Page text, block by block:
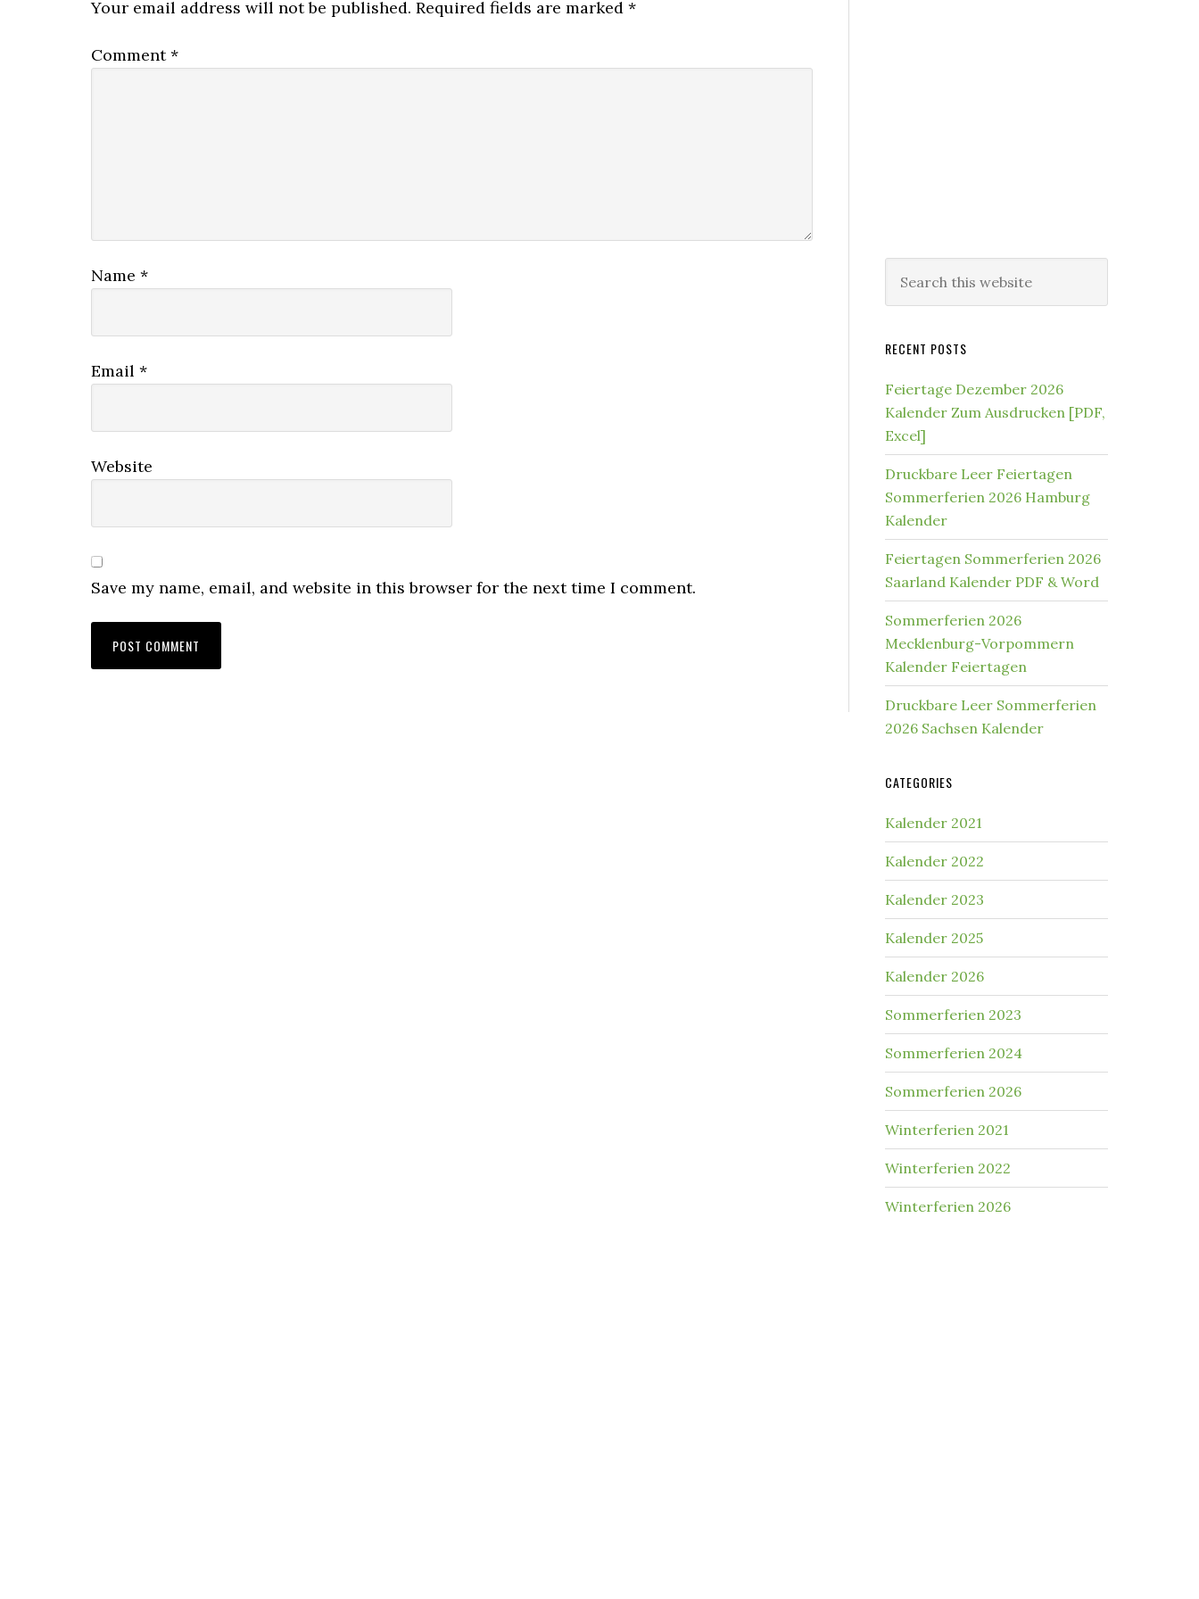
Your email address will not be published. Required fields are marked *
Comment*
Name *
Email *
Website
Save my name, email, and website in this browser for the next time I comment.
this
RECENT POSTS
Feiertage Dezember 2026
Kalender Zum Ausdrucken [PDF,
Excel]
Druckbare Leer Feiertagen
Sommerferien 2026 Hamburg
Kalender
Feiertagen Sommerferien 2026
Saarland Kalender PDF & Word
Sommerferien 2026
Mecklenburg-Vorpommern
Kalender Feiertagen
Druckbare Leer Sommerferien
2026 Sachsen Kalender
CATEGORIES
Kalender 2021
Kalender 2022
Kalender 2023
Kalender 2025
Kalender 2026
Sommerferien 2023
Sommerferien 2024
Sommerferien 2026
Winterferien 2021
Winterferien 2022
Winterferien 2026